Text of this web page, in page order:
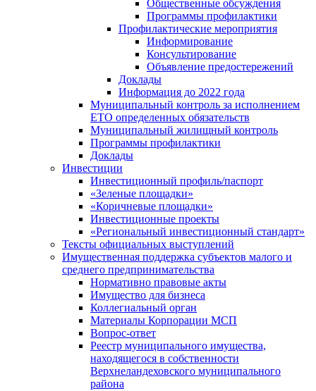
Общественные обсуждения
Программы профилактики
Профилактические мероприятия
Информирование
Консультирование
Объявление предостережений
Доклады
Информация до 2022 года
Муниципальный контроль за исполнением
ЕТО определенных обязательств
Муниципальный жилищный контроль
Программы профилактики
Доклады
Инвестиции
Инвестиционный профиль/паспорт
«Зеленые площадки»
«Коричневые площадки»
Инвестиционные проекты
«Региональный инвестиционный стандарт»
Тексты официальных выступлений
Имущественная поддержка субъектов малого и
среднего предпринимательства
Нормативно правовые акты
Имущество для бизнеса
Коллегиальный орган
Материалы Корпорации МСП
Вопрос-ответ
Реестр муниципального имущества,
находящегося в собственности
Верхнеландеховского муниципального
района